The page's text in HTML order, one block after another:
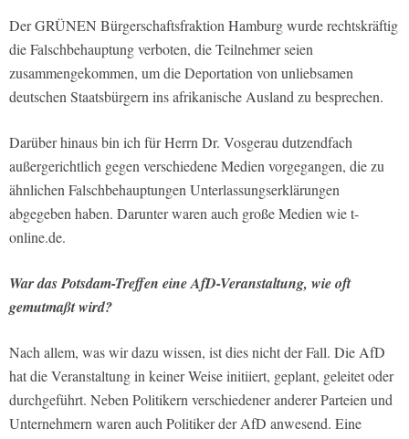
Der GRÜNEN Bürgerschaftsfraktion Hamburg wurde rechtskräftig
die Falschbehauptung verboten, die Teilnehmer seien
zusammengekommen, um die Deportation von unliebsamen
deutschen Staatsbürgern ins afrikanische Ausland zu besprechen.
Darüber hinaus bin ich für Herrn Dr. Vosgerau dutzendfach
außergerichtlich gegen verschiedene Medien vorgegangen, die zu
ähnlichen Falschbehauptungen Unterlassungserklärungen
abgegeben haben. Darunter waren auch große Medien wie t-
online.de.
War das Potsdam-Treffen eine AfD-Veranstaltung, wie oft
gemutmaßt wird?
Nach allem, was wir dazu wissen, ist dies nicht der Fall. Die AfD
hat die Veranstaltung in keiner Weise initiiert, geplant, geleitet oder
durchgeführt. Neben Politikern verschiedener anderer Parteien und
Unternehmern waren auch Politiker der AfD anwesend. Eine